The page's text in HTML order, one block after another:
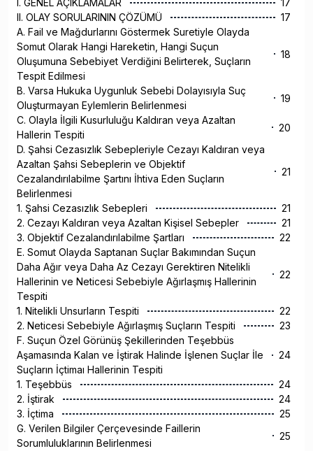
I. GENEL AÇIKLAMALAR
17
II. OLAY SORULARININ ÇÖZÜMÜ
17
A. Fail ve Mağdurlarını Göstermek Suretiyle Olayda
Somut Olarak Hangi Hareketin, Hangi Suçun
Oluşumuna Sebebiyet Verdiğini Belirterek, Suçların
Tespit Edilmesi
18
B. Varsa Hukuka Uygunluk Sebebi Dolayısıyla Suç
Oluşturmayan Eylemlerin Belirlenmesi
19
C. Olayla İlgili Kusurluluğu Kaldıran veya Azaltan
Hallerin Tespiti
20
D. Şahsi Cezasızlık Sebepleriyle Cezayı Kaldıran veya
Azaltan Şahsi Sebeplerin ve Objektif
Cezalandırılabilme Şartını İhtiva Eden Suçların
Belirlenmesi
21
1. Şahsi Cezasızlık Sebepleri
21
2. Cezayı Kaldıran veya Azaltan Kişisel Sebepler
21
3. Objektif Cezalandırılabilme Şartları
22
E. Somut Olayda Saptanan Suçlar Bakımından Suçun
Daha Ağır veya Daha Az Cezayı Gerektiren Nitelikli
Hallerinin ve Neticesi Sebebiyle Ağırlaşmış Hallerinin
Tespiti
22
1. Nitelikli Unsurların Tespiti
22
2. Neticesi Sebebiyle Ağırlaşmış Suçların Tespiti
23
F. Suçun Özel Görünüş Şekillerinden Teşebbüs
Aşamasında Kalan ve İştirak Halinde İşlenen Suçlar İle
Suçların İçtimaı Hallerinin Tespiti
24
1. Teşebbüs
24
2. İştirak
24
3. İçtima
25
G. Verilen Bilgiler Çerçevesinde Faillerin
Sorumluluklarının Belirlenmesi
25